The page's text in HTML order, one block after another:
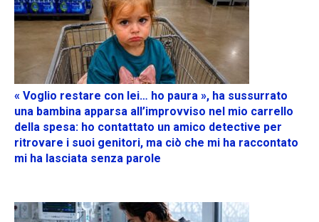
« Voglio restare con lei… ho paura », ha sussurrato
una bambina apparsa all’improvviso nel mio carrello
della spesa: ho contattato un amico detective per
ritrovare i suoi genitori, ma ciò che mi ha raccontato
mi ha lasciata senza parole